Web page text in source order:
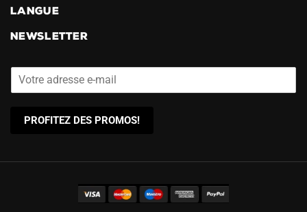
LANGUE
NEWSLETTER
PROFITEZ DES PROMOS!